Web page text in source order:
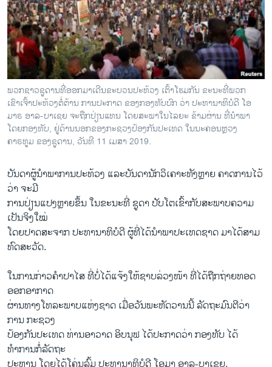
ຊຸມຊົນຊາວລາວ
ວິທະຍາສາດ-ເທັກໂນໂລຈີ
ທຸລະກິດ
ພາສາອັງກິດ
ວີດີໂອ
ສຽງ
ລາຍການກະຈາຍສຽງ
ລາຍງານ
ພາສາຕ່າງໆ
ພວກຊາວຊູດານທີ່ອອກມາເດີນຂະບວນປະທ້ວງ ເຕົ້າໂຮມກັນ ຂະນະທີ່ພວກ
ເຂົາເຈົ້າປະທ້ວງຕໍ່ຕ້ານ ການປະກາດ ຂອງກອງທັບບົກ ວ່າ ປະທານາທິບໍດີ ໂອ
ມາຣ ອາລ-ບາເຊຍ ຈະຖືກປ່ຽນແທນ ໂດຍສະພາໃນໄລຍະ ຂ້າມຜ່ານ ທີ່ນຳພາ
ໂດຍກອງທັບ, ຢູ່ດ້ານນອກຂອງກະຊວງປ້ອງກັນປະເທດ ໃນນະຄອນຫຼວງ
ຄາຣທູມ ຂອງຊູດານ, ວັນທີ 11 ເມສາ 2019.
ບັນດາຜູ້ນຳພາການປະທ້ວງ ແລະບັນດານັກວິເຄາະທັງຫຼາຍ ຄາດການໄວ້
ວ່າ ຈະມີ
ການປ່ຽນແປງຫຼາຍຂຶ້ນ ໃນຂະນະທີ່ ຊູດາ ປັບໂຕເຂົ້າກັບສະພາບຄວາມ
ເປັນຈິງໃໝ່
ໂດຍປາດສະຈາກ ປະທານາທິບໍດີ ຜູ້ທີ່ໄດ້ນຳພາປະເທດຊາດ ມາໄດ້ສາມ
ທົດສະວັດ.
ໃນການກ່າວຄຳປາໄສ ທີ່ບໍ່ໄດ້ແຈ້ງໃຫ້ຊາບລ່ວງໜ້າ ທີ່ໄດ້ຖືກຖ່າຍທອດ
ອອກອາກາດ
ຜ່ານທາງໂທລະພາບແຫ່ງຊາດ ເມື່ອວັນພະຫັດວານນີ້ ລັດຖະມົນຕີວ່າ
ການ ກະຊວງ
ປ້ອງກັນປະເທດ ທ່ານອາວາດ ອິບນຸຟ ໄດ້ປະກາດວ່າ ກອງທັບ ໄດ້
ທຳການກໍ່ລັດຖະ